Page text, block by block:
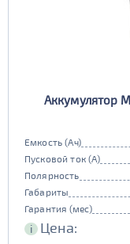
Аккумулятор
Емкость (Ач)
Пусковой ток (А)
Полярность
Габариты
Гарантия (мес)
i Цена: